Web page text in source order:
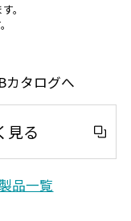
。
カタログへ
見る
品一覧